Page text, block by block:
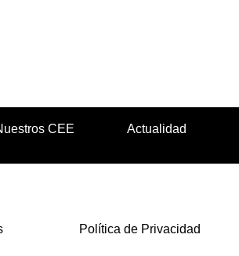
CEE Actualidad
Política de Privacidad